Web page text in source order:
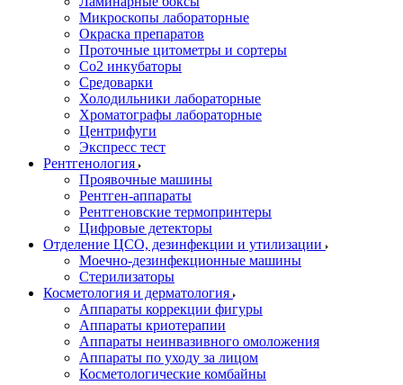
Микроскопы лабораторные
Окраска препаратов
Проточные цитометры и сортеры
Со2 инкубаторы
Средоварки
Холодильники лабораторные
Хроматографы лабораторные
Центрифуги
Экспресс тест
Рентгенология
Проявочные машины
Рентген-аппараты
Рентгеновские термопринтеры
Цифровые детекторы
Отделение ЦСО, дезинфекции и утилизации
Моечно-дезинфекционные машины
Стерилизаторы
Косметология и дерматология
Аппараты коррекции фигуры
Аппараты криотерапии
Аппараты неинвазивного омоложения
Аппараты по уходу за лицом
Косметологические комбайны